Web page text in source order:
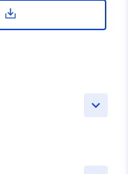
keyboard_arrow_down